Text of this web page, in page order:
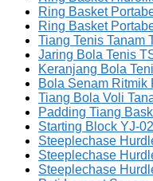
Ring Basket
Ring Basket
Tiang Tenis Tanam
Jaring Bola Tenis
Keranjang Bola
Bola Senam Ritmik
Tiang Bola Voli
Padding Tiang
Starting Block YJ-
Steeplechase
Steeplechase
Steeplechase